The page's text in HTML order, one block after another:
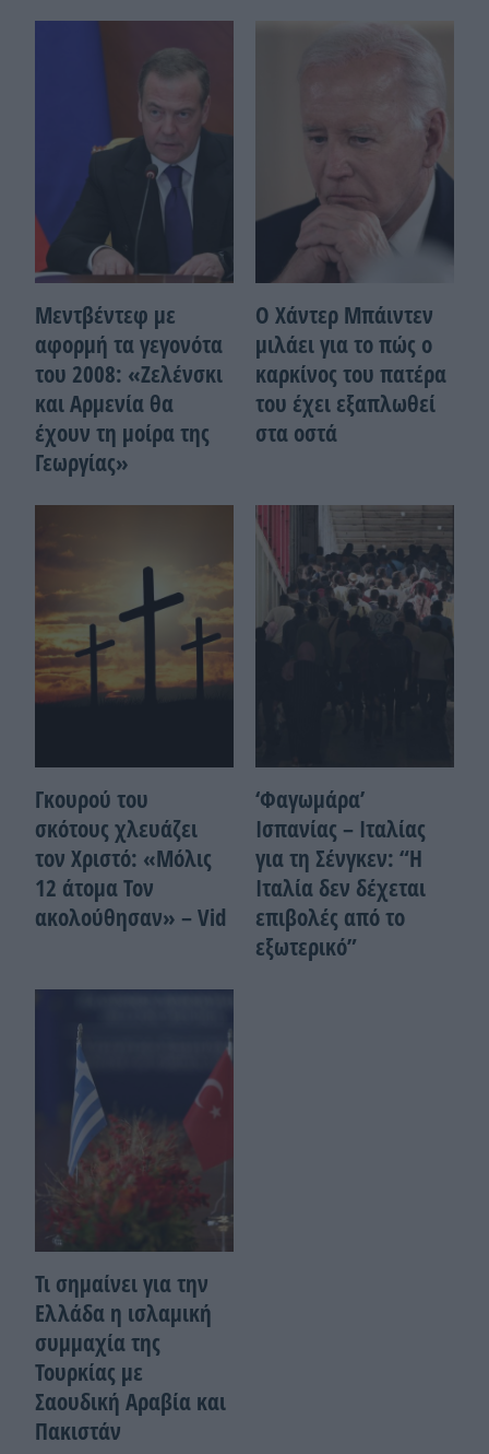
Μεντβέντεφ με
αφορμή τα γεγονότα
του 2008: «Ζελένσκι
και Αρμενία θα
έχουν τη μοίρα της
Γεωργίας»
Ο Χάντερ Μπάιντεν
μιλάει για το πώς ο
καρκίνος του πατέρα
του έχει εξαπλωθεί
στα οστά
Γκουρού του
σκότους χλευάζει
τον Χριστό: «Μόλις
12 άτομα Τον
ακολούθησαν» – Vid
‘Φαγωμάρα’
Ισπανίας – Ιταλίας
για τη Σένγκεν: “Η
Ιταλία δεν δέχεται
επιβολές από το
εξωτερικό”
Τι σημαίνει για την
Ελλάδα η ισλαμική
συμμαχία της
Τουρκίας με
Σαουδική Αραβία και
Πακιστάν